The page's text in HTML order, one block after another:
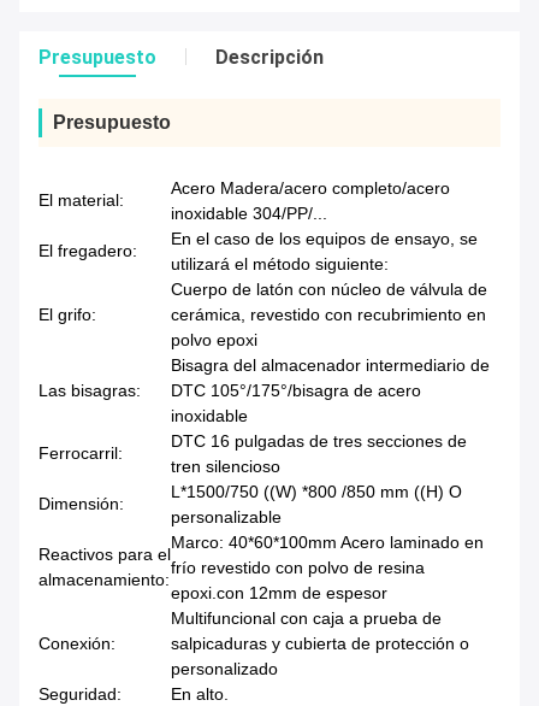
Presupuesto Descripción
Presupuesto
El material:
Acero Madera/acero completo/acero
inoxidable 304/PP/...
El fregadero:
En el caso de los equipos de ensayo, se
utilizará el método siguiente:
El grifo:
Cuerpo de latón con núcleo de válvula de
cerámica, revestido con recubrimiento en
polvo epoxi
Las bisagras:
Bisagra del almacenador intermediario de
DTC 105°/175°/bisagra de acero
inoxidable
Ferrocarril:
DTC 16 pulgadas de tres secciones de
tren silencioso
Dimensión:
L*1500/750 ((W) *800 /850 mm ((H) O
personalizable
Reactivos para el
almacenamiento:
Marco: 40*60*100mm Acero laminado en
frío revestido con polvo de resina
epoxi.con 12mm de espesor
Conexión:
Multifuncional con caja a prueba de
salpicaduras y cubierta de protección o
personalizado
Seguridad:
En alto.